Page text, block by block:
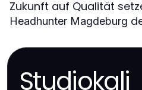
Zukunft auf Qualität
Headhunter Magdeburg
Studiokali